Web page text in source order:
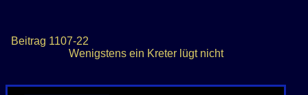
Beitrag 1107-22
Wenigstens ein Kreter lügt nicht